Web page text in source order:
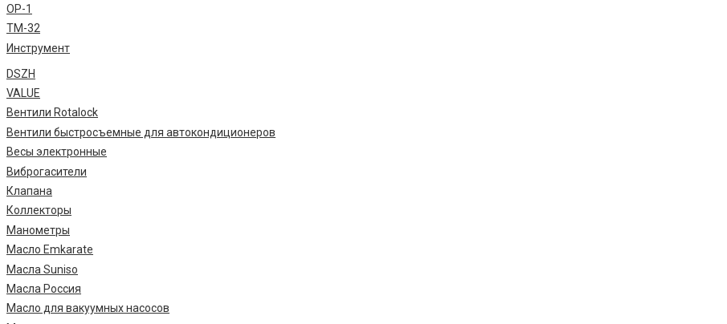
ОР-1
ТМ-32
Инструмент
DSZH
VALUE
Вентили Rotalock
Вентили быстросъемные для автокондиционеров
Весы электронные
Виброгасители
Клапана
Коллекторы
Манометры
Масло Emkarate
Масла Suniso
Масла Россия
Масло для вакуумных насосов